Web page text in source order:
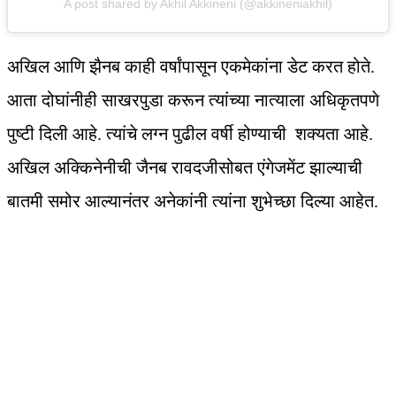
A post shared by Akhil Akkineni (@akkineniakhil)
अखिल आणि झैनब काही वर्षांपासून एकमेकांना डेट करत होते.
आता दोघांनीही साखरपुडा करून त्यांच्या नात्याला अधिकृतपणे
पुष्टी दिली आहे. त्यांचे लग्न पुढील वर्षी होण्याची शक्यता आहे.
अखिल अक्किनेनीची जैनब रावदजीसोबत एंगेजमेंट झाल्याची
बातमी समोर आल्यानंतर अनेकांनी त्यांना शुभेच्छा दिल्या आहेत.